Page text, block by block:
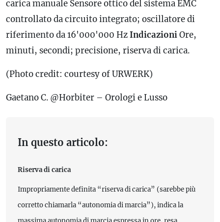
carica manuale Sensore ottico del sistema EMC
controllato da circuito integrato; oscillatore di
riferimento da 16'000'000 HzIndicazioniOre,
minuti, secondi; precisione, riserva di carica.
(Photo credit: courtesy of URWERK)
Gaetano C. @Horbiter – Orologi e Lusso
In questo articolo:
Riserva di carica
Impropriamente definita “riserva di carica” (sarebbe più
corretto chiamarla “autonomia di marcia”), indica la